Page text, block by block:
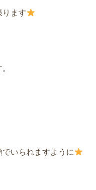
ります
いられますように